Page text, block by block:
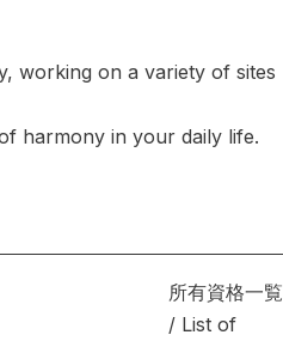
working on a variety of sites
harmony in your daily life.
所有資格一覧
/ List of